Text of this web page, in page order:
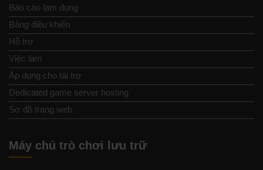
Báo cáo lạm dụng
Bảng điều khiển
Hỗ trợ
Việc làm
Áp dụng cho tài trợ
Dedicated game server hosting
Sơ đồ trang web
Máy chủ trò chơi lưu trữ